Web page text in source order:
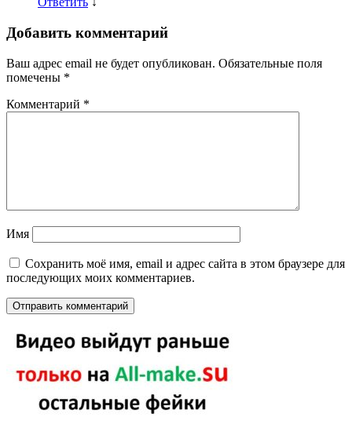
Добавить комментарий
Ваш адрес email не будет опубликован. Обязательные поля
помечены *
Комментарий *
Имя
Сохранить моё имя, email и адрес сайта в этом браузере для
последующих моих комментариев.